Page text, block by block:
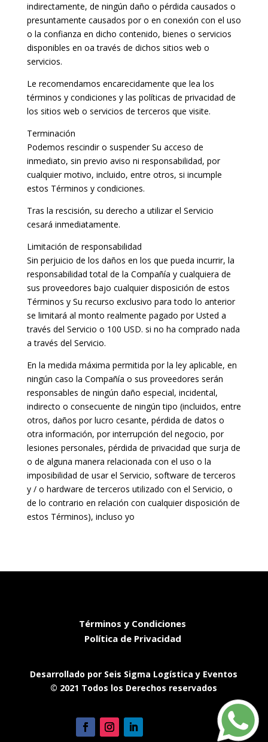
indirectamente, de ningún daño o pérdida causados ​​o
presuntamente causados ​​por o en conexión con el uso
o la confianza en dicho contenido, bienes o servicios
disponibles en oa través de dichos sitios web o
servicios.
Le recomendamos encarecidamente que lea los
términos y condiciones y las políticas de privacidad de
los sitios web o servicios de terceros que visite.
Terminación
Podemos rescindir o suspender Su acceso de
inmediato, sin previo aviso ni responsabilidad, por
cualquier motivo, incluido, entre otros, si incumple
estos Términos y condiciones.
Tras la rescisión, su derecho a utilizar el Servicio
cesará inmediatamente.
Limitación de responsabilidad
Sin perjuicio de los daños en los que pueda incurrir, la
responsabilidad total de la Compañía y cualquiera de
sus proveedores bajo cualquier disposición de estos
Términos y Su recurso exclusivo para todo lo anterior
se limitará al monto realmente pagado por Usted a
través del Servicio o 100 USD. si no ha comprado nada
a través del Servicio.
En la medida máxima permitida por la ley aplicable, en
ningún caso la Compañía o sus proveedores serán
responsables de ningún daño especial, incidental,
indirecto o consecuente de ningún tipo (incluidos, entre
otros, daños por lucro cesante, pérdida de datos o
otra información, por interrupción del negocio, por
lesiones personales, pérdida de privacidad que surja de
o de alguna manera relacionada con el uso o la
imposibilidad de usar el Servicio, software de terceros
y / o hardware de terceros utilizado con el Servicio, o
de lo contrario en relación con cualquier disposición de
estos Términos), incluso yo
Términos y Condiciones
Política de Privacidad
Desarrollado por Seis Sigma Logística y Eventos
© 2021 Todos los Derechos reservados